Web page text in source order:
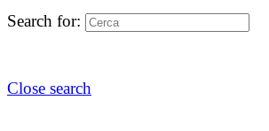
Search for:
Close search